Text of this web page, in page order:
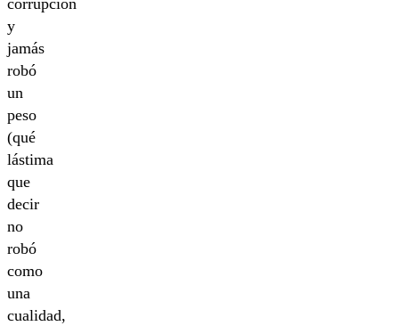
corrupción
y
jamás
robó
un
peso
(qué
lástima
que
decir
no
robó
como
una
cualidad,